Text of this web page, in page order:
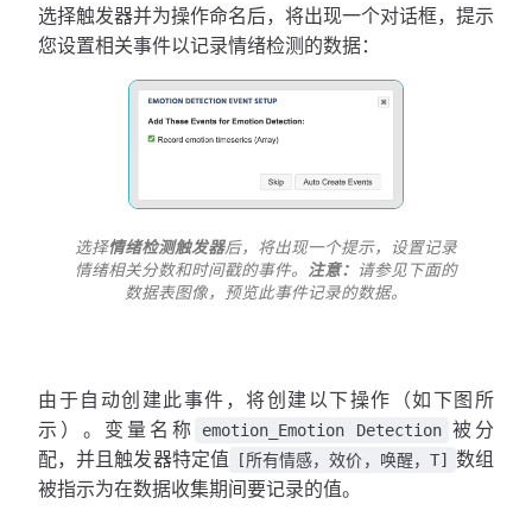
选择触发器并为操作命名后，将出现一个对话框，提示
您设置相关事件以记录情绪检测的数据：
选择情绪检测触发器后，将出现一个提示，设置记录
情绪相关分数和时间戳的事件。
注意： 请参见下面的
数据表图像，预览此事件记录的数据。
由于自动创建此事件，将创建以下操作（如下图所
示）。变量名称
emotion_Emotion Detection 被分
配，并且触发器特定值
[所有情感，效价，唤醒，T]
数组
被指示为在数据收集期间要记录的值。